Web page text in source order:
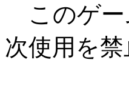
このゲー
次使用を禁